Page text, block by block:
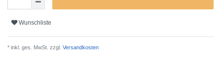
Wunschliste
* inkl. ges. MwSt. zzgl. Versandkosten